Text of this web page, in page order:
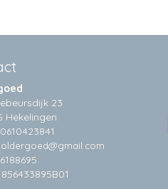
23
Hekelingen